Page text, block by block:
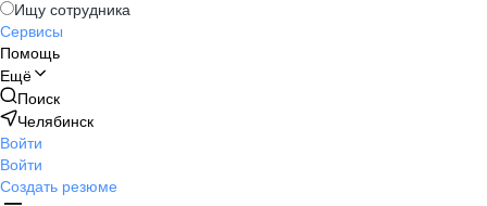
Ищу сотрудника
Сервисы
Помощь
Ещё
Поиск
Челябинск
Войти
Войти
Создать резюме